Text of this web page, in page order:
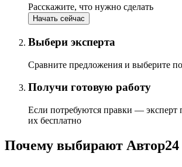
Расскажите, что нужно сделать
Начать сейчас
Выбери эксперта
Сравните предложения и выберите
Получи готовую работу
Если потребуются правки — эксперт
их бесплатно
Почему выбирают Автор24